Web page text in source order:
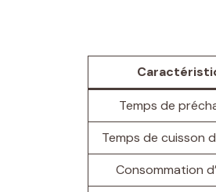
Temps de
Temps de cuisson
Consommation